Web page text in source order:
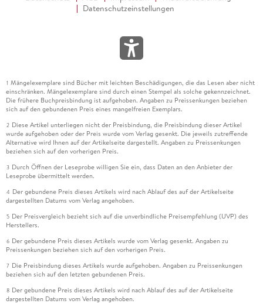
Datenschutzeinstellungen
1 Mängelexemplare sind Bücher mit leichten Beschädigungen, die das Lesen aber nicht
einschränken. Mängelexemplare sind durch einen Stempel als solche gekennzeichnet.
Die frühere Buchpreisbindung ist aufgehoben. Angaben zu Preissenkungen beziehen
sich auf den gebundenen Preis eines mangelfreien Exemplars.
2 Diese Artikel unterliegen nicht der Preisbindung, die Preisbindung dieser Artikel
wurde aufgehoben oder der Preis wurde vom Verlag gesenkt. Die jeweils zutreffende
Alternative wird Ihnen auf der Artikelseite dargestellt. Angaben zu Preissenkungen
beziehen sich auf den vorherigen Preis.
3 Durch Öffnen der Leseprobe willigen Sie ein, dass Daten an den Anbieter der
Leseprobe übermittelt werden.
4 Der gebundene Preis dieses Artikels wird nach Ablauf des auf der Artikelseite
dargestellten Datums vom Verlag angehoben.
5 Der Preisvergleich bezieht sich auf die unverbindliche Preisempfehlung (UVP) des
Herstellers.
6 Der gebundene Preis dieses Artikels wurde vom Verlag gesenkt. Angaben zu
Preissenkungen beziehen sich auf den vorherigen Preis.
7 Die Preisbindung dieses Artikels wurde aufgehoben. Angaben zu Preissenkungen
beziehen sich auf den letzten gebundenen Preis.
8 Der gebundene Preis dieses Artikels wird nach Ablauf des auf der Artikelseite
dargestellten Datums vom Verlag angehoben.